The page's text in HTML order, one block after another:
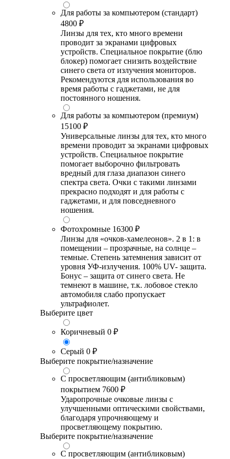
Для работы за компьютером (стандарт)
4800 ₽
Линзы для тех, кто много времени
проводит за экранами цифровых
устройств. Специальное покрытие (блю
блокер) помогает снизить воздействие
синего света от излучения мониторов.
Рекомендуются для использования во
время работы с гаджетами, не для
постоянного ношения.
Для работы за компьютером (премиум)
15100 ₽
Универсальные линзы для тех, кто много
времени проводит за экранами цифровых
устройств. Специальное покрытие
помогает выборочно фильтровать
вредный для глаза диапазон синего
спектра света. Очки с такими линзами
прекрасно подходят и для работы с
гаджетами, и для повседневного
ношения.
Фотохромные 16300 ₽
Линзы для «очков-хамелеонов». 2 в 1: в
помещении – прозрачные, на солнце –
темные. Степень затемнения зависит от
уровня УФ-излучения. 100% UV- защита.
Бонус – защита от синего света. Не
темнеют в машине, т.к. лобовое стекло
автомобиля слабо пропускает
ультрафиолет.
Выберите цвет
Коричневый 0 ₽
Серый 0 ₽
Выберите покрытие/назначение
С просветляющим (антибликовым)
покрытием 7600 ₽
Ударопрочные очковые линзы с
улучшенными оптическими свойствами,
благодаря упрочняющему и
просветляющему покрытию.
Выберите покрытие/назначение
С просветляющим (антибликовым)